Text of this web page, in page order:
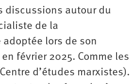
discussions autour du
de la
lors de son
février 2025. Comme les
d’études marxistes).